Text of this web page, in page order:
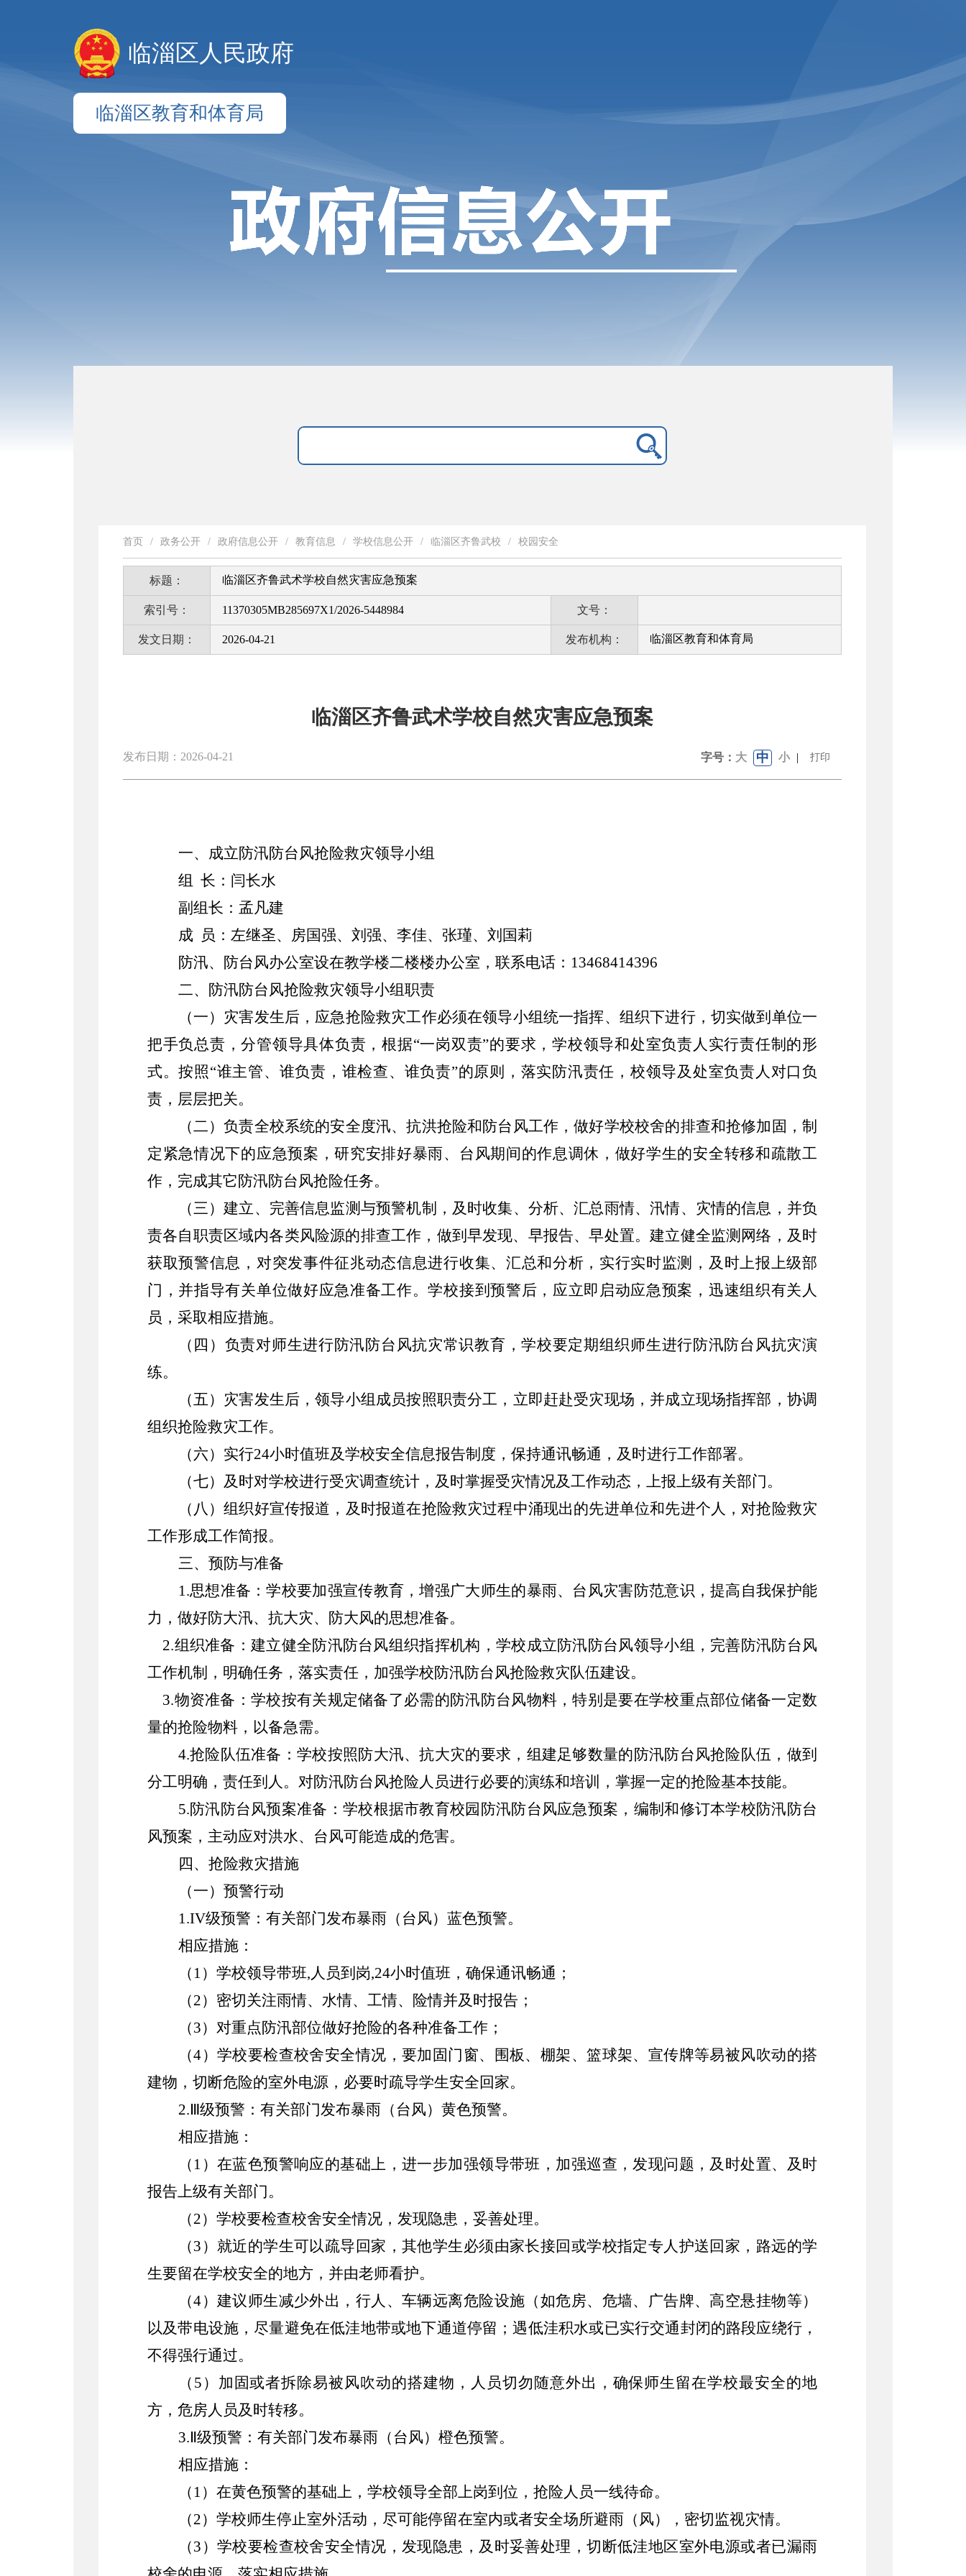
临淄区人民政府
临淄区教育和体育局
首页 / 政务公开 / 政府信息公开 / 教育信息 / 学校信息公开 / 临淄区齐鲁武校 / 校园安全
标题： 临淄区齐鲁武术学校自然灾害应急预案
索引号： 11370305MB285697X1/2026-5448984 文号：
发文日期： 2026-04-21 发布机构： 临淄区教育和体育局
临淄区齐鲁武术学校自然灾害应急预案
发布日期：2026-04-21 字号： 大 中 小 | 打印
一、成立防汛防台风抢险救灾领导小组
组 长：闫长水
副组长：孟凡建
成
员：左继圣、房国强、刘强、李佳、张瑾、刘国莉
防汛、防台风办公室设在教学楼二楼楼办公室，联系电话： 13468414396
二、防汛防台风抢险救灾领导小组职责
（一）灾害发生后，应急抢险救灾工作必须在领导小组统一指挥、组织下进行，切实做到单位一
把手负总责，分管领导具体负责，根据“一岗双责”的要求，学校领导和处室负责人实行责任制的形
式。按照“谁主管、谁负责，谁检查、谁负责”的原则，落实防汛责任，校领导及处室负责人对口负
责，层层把关。
（二）负责全校系统的安全度汛、抗洪抢险和防台风工作，做好学校校舍的排查和抢修加固，制
定紧急情况下的应急预案，研究安排好暴雨、台风期间的作息调休，做好学生的安全转移和疏散工
作，完成其它防汛防台风抢险任务。
（三）建立、完善信息监测与预警机制，及时收集、分析、汇总雨情、汛情、灾情的信息，并负
责各自职责区域内各类风险源的排查工作，做到早发现、早报告、早处置。建立健全监测网络，及时
获取预警信息，对突发事件征兆动态信息进行收集、汇总和分析，实行实时监测，及时上报上级部
门，并指导有关单位做好应急准备工作。学校接到预警后，应立即启动应急预案，迅速组织有关人
员，采取相应措施。
（四）负责对师生进行防汛防台风抗灾常识教育，学校要定期组织师生进行防汛防台风抗灾演
练。
（五）灾害发生后，领导小组成员按照职责分工，立即赶赴受灾现场，并成立现场指挥部，协调
组织抢险救灾工作。
（六）实行24小时值班及学校安全信息报告制度，保持通讯畅通，及时进行工作部署。
（七）及时对学校进行受灾调查统计，及时掌握受灾情况及工作动态，上报上级有关部门。
（八）组织好宣传报道，及时报道在抢险救灾过程中涌现出的先进单位和先进个人，对抢险救灾
工作形成工作简报。
三、预防与准备
1.思想准备：学校要加强宣传教育，增强广大师生的暴雨、台风灾害防范意识，提高自我保护能
力，做好防大汛、抗大灾、防大风的思想准备。
2.组织准备：建立健全防汛防台风组织指挥机构，学校成立防汛防台风领导小组，完善防汛防台风
工作机制，明确任务，落实责任，加强学校防汛防台风抢险救灾队伍建设。
3.物资准备：学校按有关规定储备了必需的防汛防台风物料，特别是要在学校重点部位储备一定数
量的抢险物料，以备急需。
4.抢险队伍准备：学校按照防大汛、抗大灾的要求，组建足够数量的防汛防台风抢险队伍，做到
分工明确，责任到人。对防汛防台风抢险人员进行必要的演练和培训，掌握一定的抢险基本技能。
5.防汛防台风预案准备：学校根据市教育校园防汛防台风应急预案，编制和修订本学校防汛防台
风预案，主动应对洪水、台风可能造成的危害。
四、抢险救灾措施
（一）预警行动
1.IV级预警：有关部门发布暴雨（台风）蓝色预警。
相应措施：
（ 1）学校领导带班,人员到岗,24小时值班，确保通讯畅通；
（2）密切关注雨情、水情、工情、险情并及时报告；
（3）对重点防汛部位做好抢险的各种准备工作；
（4）学校要检查校舍安全情况，要加固门窗、围板、棚架、篮球架、宣传牌等易被风吹动的搭
建物，切断危险的室外电源，必要时疏导学生安全回家。
2.Ⅲ级预警：有关部门发布暴雨（台风）黄色预警。
相应措施：
（ 1）在蓝色预警响应的基础上，进一步加强领导带班，加强巡查，发现问题，及时处置、及时
报告上级有关部门。
（2）学校要检查校舍安全情况，发现隐患，妥善处理。
（3）就近的学生可以疏导回家，其他学生必须由家长接回或学校指定专人护送回家，路远的学
生要留在学校安全的地方，并由老师看护。
（4）建议师生减少外出，行人、车辆远离危险设施（如危房、危墙、广告牌、高空悬挂物等）
以及带电设施，尽量避免在低洼地带或地下通道停留；遇低洼积水或已实行交通封闭的路段应绕行，
不得强行通过。
（ 5）加固或者拆除易被风吹动的搭建物，人员切勿随意外出，确保师生留在学校最安全的地
方，危房人员及时转移。
3.Ⅱ级预警：有关部门发布暴雨（台风）橙色预警。
相应措施：
（ 1）在黄色预警的基础上，学校领导全部上岗到位，抢险人员一线待命。
（2）学校师生停止室外活动，尽可能停留在室内或者安全场所避雨（风），密切监视灾情。
（3）学校要检查校舍安全情况，发现隐患，及时妥善处理，切断低洼地区室外电源或者已漏雨